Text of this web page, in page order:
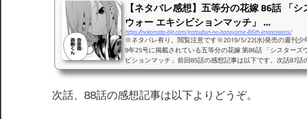
【ネタバレ感想】五等分の花嫁 86話 「
ウォー エキシビションマッチ」 ...
https://nekomata-blg.com/gotoubun-no-hanayome-86th-impressions/
※ネタバレ有り。閲覧注意です※2019/5/22(水)発売の週刊少
9年25号に掲載されている五等分の花嫁 第86話 「シスターズ
ビションマッチ」前回85話の感想記事は以下です。次話87話
以下からどうぞ。シスターズウォー、ついに終わりましたね
べてが判明したお話となっていました。まさか姉妹四人全員
たとはね・・・。85話ラストのコマから、フータローのこと
次話、88話の感想記事は以下よりどうぞ。